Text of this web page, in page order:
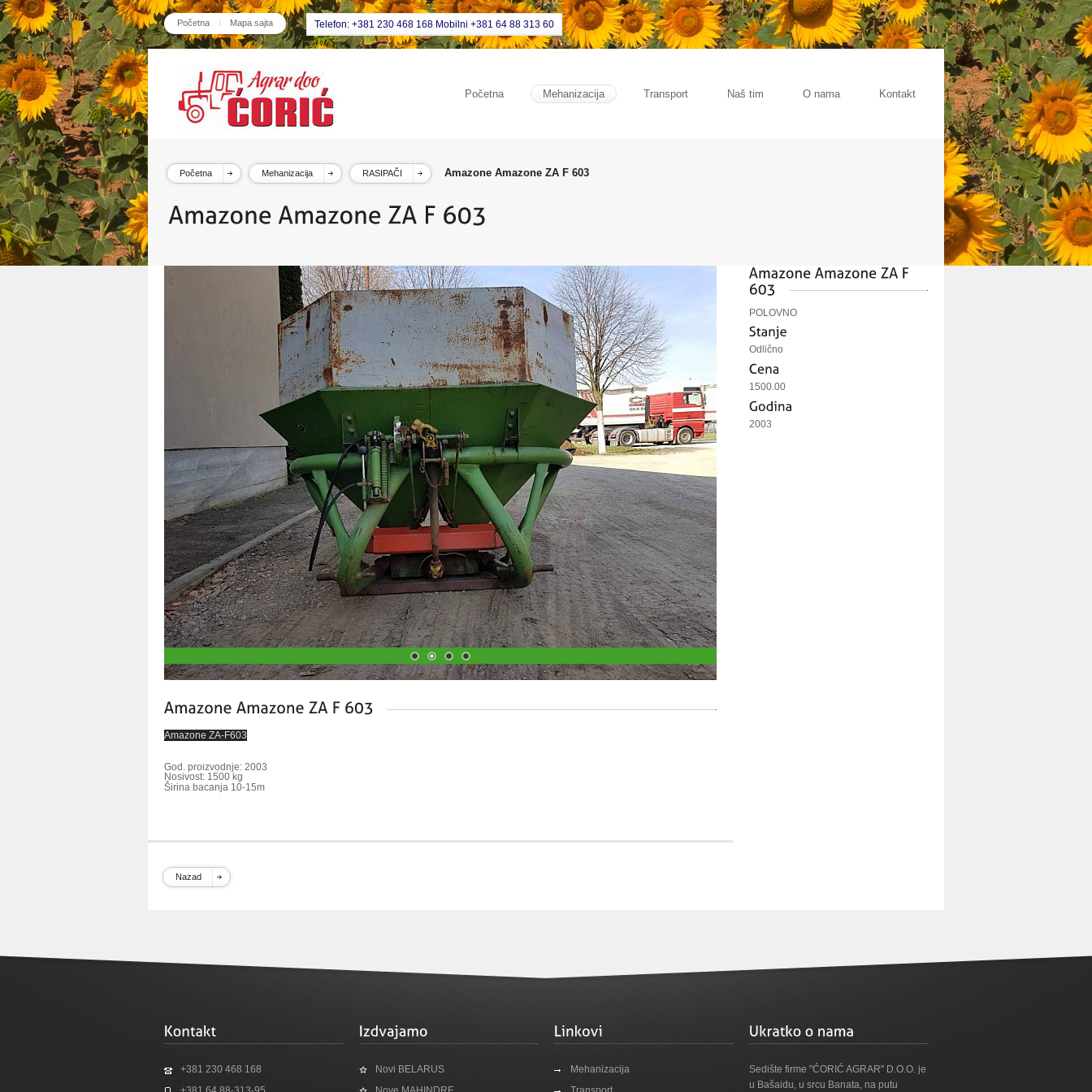
Početna Mapa sajta Telefon: +381 230 468 168 Mobilni +381 64 88 313 60
Početna Mehanizacija Transport Naš tim O nama Kontakt
Početna Mehanizacija RASIPAČI Amazone Amazone ZA F 603
Amazone ZA-F603
God. proizvodnje: 2003
Nosivost: 1500 kg
Širina bacanja 10-15m
Nazad
POLOVNO
Odlično
1500.00
2003
+381 230 468 168
Novi BELARUS
Mehanizacija
Sedište firme "ĆORIĆ AGRAR" D.O.O. je
u Bašaidu, u srcu Banata, na putu